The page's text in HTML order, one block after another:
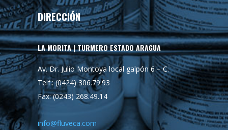
DIRECCIÓN
LA MORITA | TURMERO ESTADO ARAGUA
Av. Dr. Julio Montoya local galpón 6 – C.
Telf.: (0424) 306.79.93
Fax: (0243) 268.49.14
info@fluveca.com